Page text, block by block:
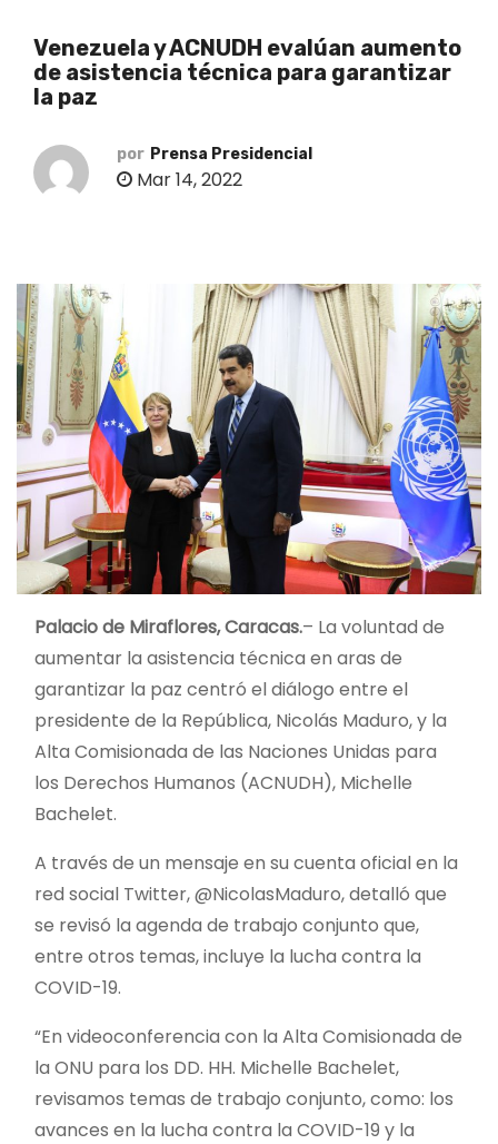
Venezuela y ACNUDH evalúan aumento
de asistencia técnica para garantizar
la paz
por Prensa Presidencial
Mar 14, 2022
Palacio de Miraflores, Caracas.– La voluntad de
aumentar la asistencia técnica en aras de
garantizar la paz centró el diálogo entre el
presidente de la República, Nicolás Maduro, y la
Alta Comisionada de las Naciones Unidas para
los Derechos Humanos (ACNUDH), Michelle
Bachelet.
A través de un mensaje en su cuenta oficial en la
red social Twitter, @NicolasMaduro, detalló que
se revisó la agenda de trabajo conjunto que,
entre otros temas, incluye la lucha contra la
COVID-19.
“En videoconferencia con la Alta Comisionada de
la ONU para los DD. HH. Michelle Bachelet,
revisamos temas de trabajo conjunto, como: los
avances en la lucha contra la COVID-19 y la